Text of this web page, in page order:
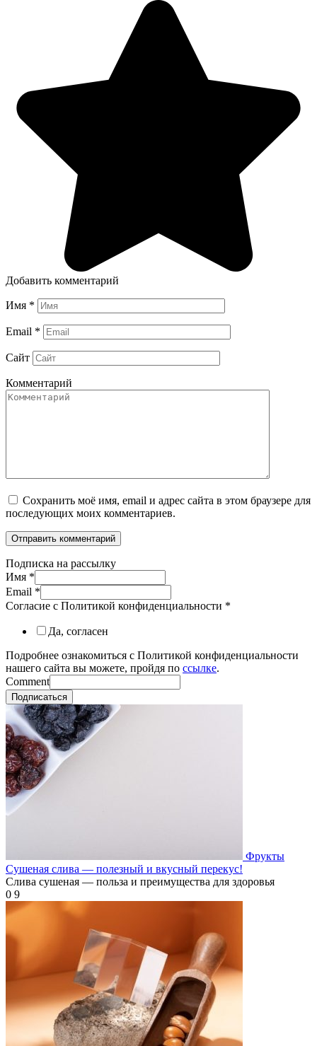
Добавить комментарий
Имя *
Email *
Сайт
Комментарий
Сохранить моё имя, email и адрес сайта в этом браузере для
последующих моих комментариев.
Подписка на рассылку
Имя *
Email *
Согласие с Политикой конфиденциальности *
Да, согласен
Подробнее ознакомиться с Политикой конфиденциальности
нашего сайта вы можете, пройдя по ссылке.
Comment
Подписаться
Фрукты
Сушеная слива — полезный и вкусный перекус!
Слива сушеная — польза и преимущества для здоровья
0 9